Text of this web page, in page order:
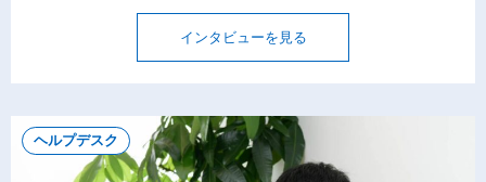
インタビューを見る
ヘルプデスク